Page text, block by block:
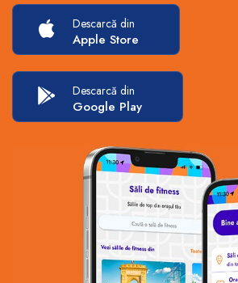
Descarcă din
Apple Store
Descarcă din
Google Play